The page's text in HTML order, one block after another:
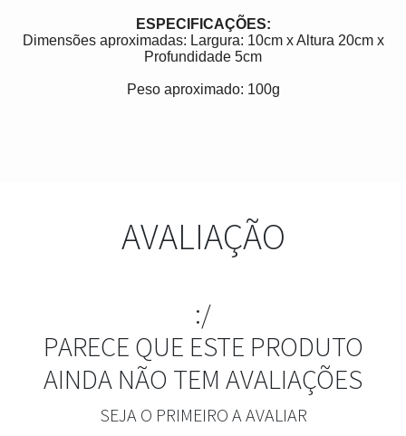
ESPECIFICAÇÕES:
Dimensões aproximadas: Largura: 10cm x Altura 20cm x
Profundidade 5cm
Peso aproximado: 100g
AVALIAÇÃO
:/
PARECE QUE ESTE PRODUTO
AINDA NÃO TEM AVALIAÇÕES
SEJA O PRIMEIRO A AVALIAR